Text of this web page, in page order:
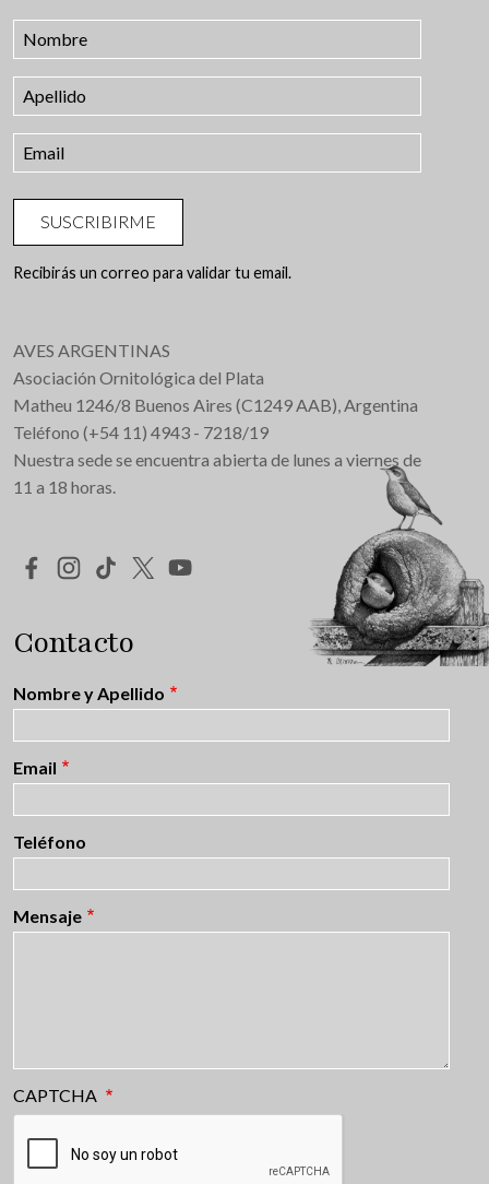
SUSCRIBIRME
Recibirás un correo para validar tu email.
AVES ARGENTINAS
Asociación Ornitológica del Plata
Matheu 1246/8 Buenos Aires (C1249 AAB), Argentina
Teléfono (+54 11) 4943 - 7218/19
Nuestra sede se encuentra abierta de lunes a viernes de
11 a 18 horas.
Redes Sociales
Contacto
Nombre y Apellido
Email
Teléfono
Mensaje
CAPTCHA